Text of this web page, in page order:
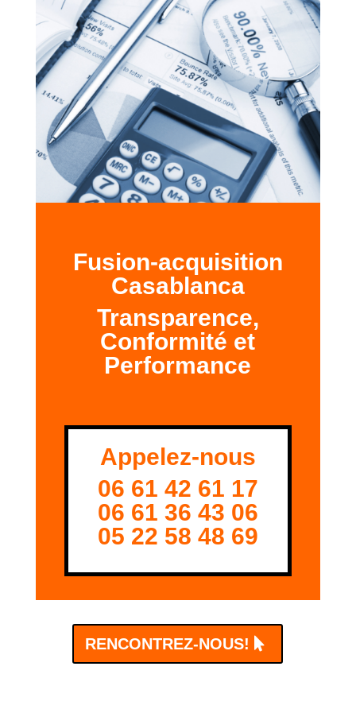
Fusion-acquisition
Casablanca
Transparence,
Conformité et
Performance
Appelez-nous
06 61 42 61 17
06 61 36 43 06
05 22 58 48 69
RENCONTREZ-NOUS!